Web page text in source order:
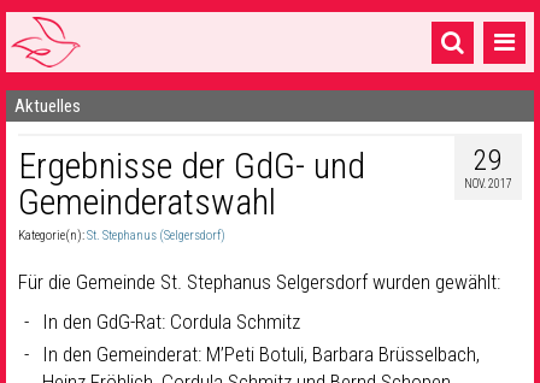
Startseite
1 Pfarrei
16 Gemeinden & mehr
Gemeinschaft & Soziales
Aktuelles
29
NOV. 2017
Ergebnisse der GdG- und
Gemeinderatswahl
Kategorie(n):St. Stephanus (Selgersdorf)
Für die Gemeinde St. Stephanus Selgersdorf wurden gewählt:
In den GdG-Rat: Cordula Schmitz
In den Gemeinderat: M’Peti Botuli, Barbara Brüsselbach,